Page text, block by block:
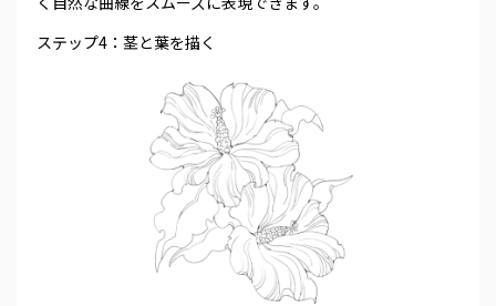
ステップ4：茎と葉を描く